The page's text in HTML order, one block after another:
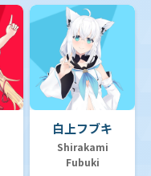
白上フブキ
Shirakami
Fubuki